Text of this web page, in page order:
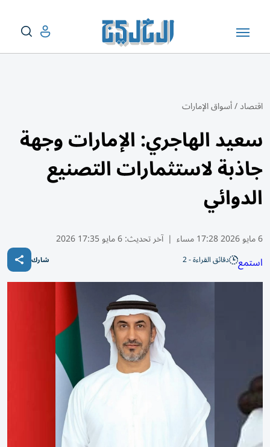
اقتصاد/أسواق الإمارات
سعيد الهاجري: الإمارات وجهة
جاذبة لاستثمارات التصنيع
الدوائي
6 مايو 2026 17:28 مساء | آخر تحديث:6 مايو 17:35 2026
استمع دقائق القراءة - 2 شارك